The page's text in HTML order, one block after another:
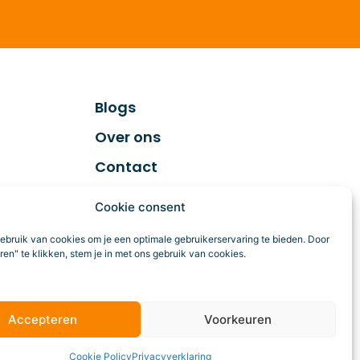
Cookie consent
van cookies om je een optimale gebruikerservaring te bieden. Door
te klikken, stem je in met ons gebruik van cookies.
Accepteren Voorkeuren
Cookie PolicyPrivacyverklaring
Blogs
Over ons
Contact